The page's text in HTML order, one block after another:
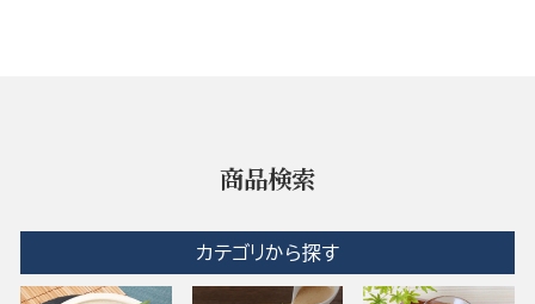
商品検索
カテゴリから探す